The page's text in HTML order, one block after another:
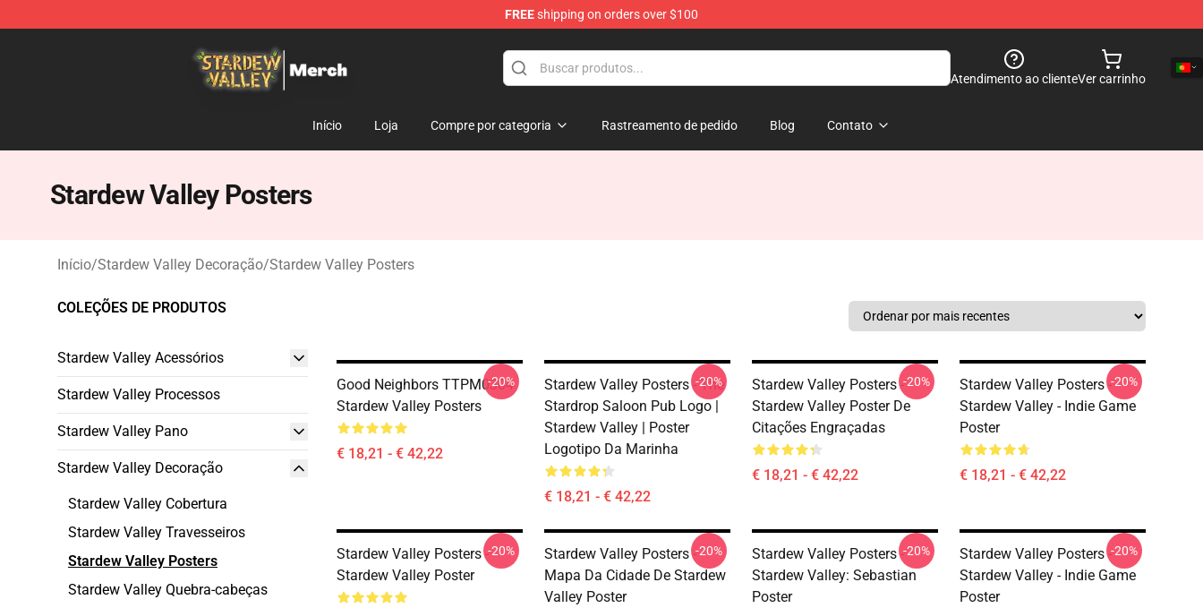
FREEshipping on orders over $100
Atendimento ao clienteVer carrinho
Início Loja Compre por categoria Rastreamento de pedido Blog Contato
Stardew Valley Posters
Início/Stardew Valley Decoração/Stardew Valley Posters
COLEÇÕES DE PRODUTOS
Stardew Valley Acessórios
Stardew Valley Processos
Stardew Valley Pano
Stardew Valley Decoração
Stardew Valley Cobertura
Stardew Valley Travesseiros
Stardew Valley Posters
Stardew Valley Quebra-cabeças
Good Neighbors TTPM0304
Stardew Valley Posters
€ 18,21 - € 42,22
-20%
Stardew Valley Posters - The
Stardrop Saloon Pub Logo |
Stardew Valley | Poster
Logotipo Da Marinha
€ 18,21 - € 42,22
-20%
Stardew Valley Posters -
Stardew Valley Poster De
Citações Engraçadas
€ 18,21 - € 42,22
-20%
Stardew Valley Posters -
Stardew Valley - Indie Game
Poster
€ 18,21 - € 42,22
-20%
Stardew Valley Posters -
Stardew Valley Poster
-20%
Stardew Valley Posters -
Mapa Da Cidade De Stardew
Valley Poster
-20%
Stardew Valley Posters -
Stardew Valley: Sebastian
Poster
-20%
Stardew Valley Posters -
Stardew Valley - Indie Game
Poster
-20%